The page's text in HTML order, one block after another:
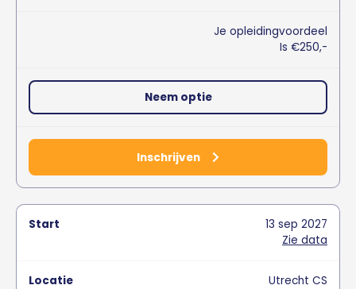
Je opleidingvoordeel
Is €250,-
Neem optie
Inschrijven
13 sep 2027
Zie data
Utrecht CS